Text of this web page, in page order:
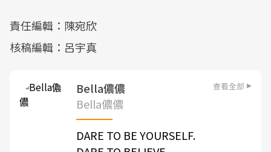
責任編輯：陳宛欣
核稿編輯：呂宇真
Bella儂儂 查看全部
Bella儂儂
DARE TO BE YOURSELF.